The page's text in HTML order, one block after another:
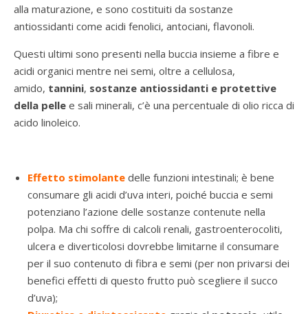
alla maturazione, e sono costituiti da sostanze
antiossidanti come acidi fenolici, antociani, flavonoli.
Questi ultimi sono presenti nella buccia insieme a fibre e
acidi organici mentre nei semi, oltre a cellulosa,
amido, tannini, sostanze antiossidanti e protettive
della pelle e sali minerali, c’è una percentuale di olio ricca di
acido linoleico.
Effetto stimolante delle funzioni intestinali; è bene
consumare gli acidi d’uva interi, poiché buccia e semi
potenziano l’azione delle sostanze contenute nella
polpa. Ma chi soffre di calcoli renali, gastroenterocoliti,
ulcera e diverticolosi dovrebbe limitarne il consumare
per il suo contenuto di fibra e semi (per non privarsi dei
benefici effetti di questo frutto può scegliere il succo
d’uva);